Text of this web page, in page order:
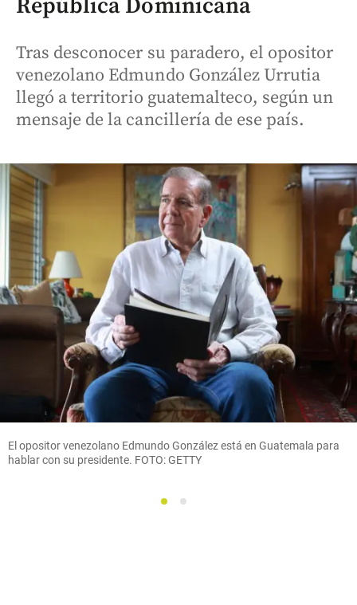
República Dominicana
Tras desconocer su paradero, el opositor
venezolano Edmundo González Urrutia
llegó a territorio guatemalteco, según un
mensaje de la cancillería de ese país.
El opositor venezolano Edmundo González está en Guatemala para
hablar con su presidente. FOTO: GETTY
1 2